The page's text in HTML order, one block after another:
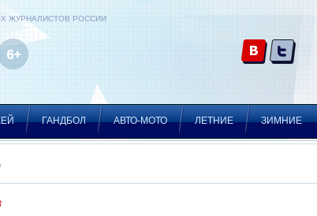
ЖУРНАЛИСТОВ РОССИИ
ГАНДБОЛ АВТО-МОТО ЛЕТНИЕ ЗИМНИЕ